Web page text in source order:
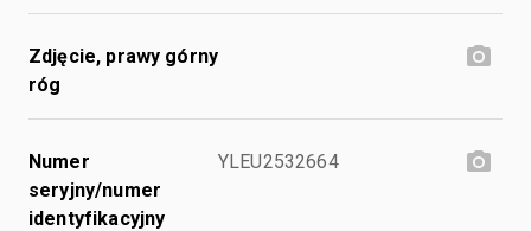
Zdjęcie, prawy górny
róg
Numer
seryjny/numer
identyfikacyjny
YLEU2532664